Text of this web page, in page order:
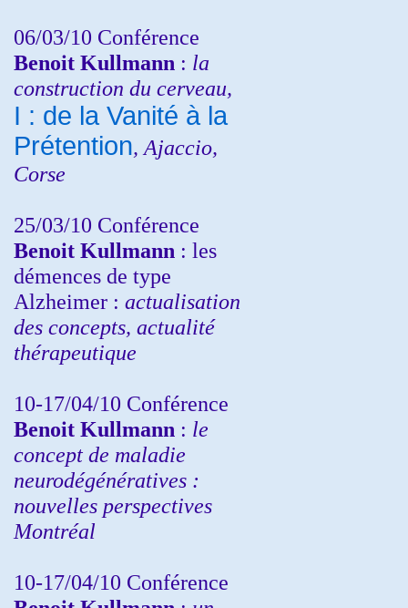
06/03/10 Conférence
Benoit Kullmann : la
construction du cerveau,
I : de la Vanité à la
Prétention, Ajaccio,
Corse
25/03/10 Conférence
Benoit Kullmann : les
démences de type
Alzheimer : actualisation
des concepts, actualité
thérapeutique
10-17/04/10 Conférence
Benoit Kullmann : le
concept de maladie
neurodégénératives :
nouvelles perspectives
Montréal
10-17/04/10 Conférence